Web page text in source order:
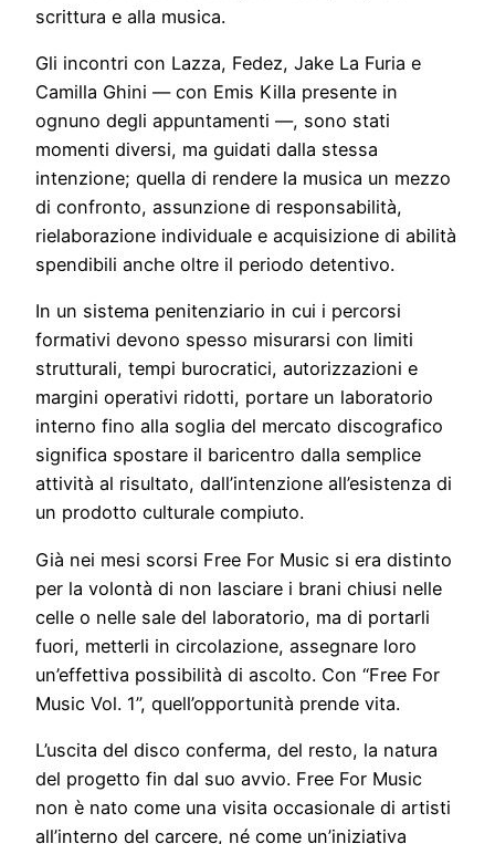
scrittura e alla musica.
Gli incontri con Lazza, Fedez, Jake La Furia e
Camilla Ghini — con Emis Killa presente in
ognuno degli appuntamenti —, sono stati
momenti diversi, ma guidati dalla stessa
intenzione; quella di rendere la musica un mezzo
di confronto, assunzione di responsabilità,
rielaborazione individuale e acquisizione di abilità
spendibili anche oltre il periodo detentivo.
In un sistema penitenziario in cui i percorsi
formativi devono spesso misurarsi con limiti
strutturali, tempi burocratici, autorizzazioni e
margini operativi ridotti, portare un laboratorio
interno fino alla soglia del mercato discografico
significa spostare il baricentro dalla semplice
attività al risultato, dall’intenzione all’esistenza di
un prodotto culturale compiuto.
Già nei mesi scorsi Free For Music si era distinto
per la volontà di non lasciare i brani chiusi nelle
celle o nelle sale del laboratorio, ma di portarli
fuori, metterli in circolazione, assegnare loro
un’effettiva possibilità di ascolto. Con “Free For
Music Vol. 1”, quell’opportunità prende vita.
L’uscita del disco conferma, del resto, la natura
del progetto fin dal suo avvio. Free For Music
non è nato come una visita occasionale di artisti
all’interno del carcere, né come un’iniziativa